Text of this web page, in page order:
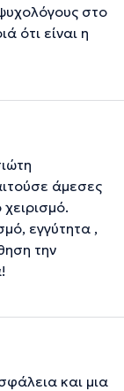
στο
ότι είναι η
άμεσες
εγγύτητα ,
την
και μια